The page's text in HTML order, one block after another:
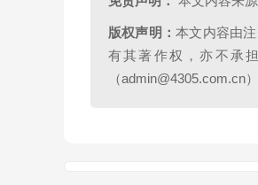
版权声明：本文内容由
有其著作权，亦不承
（admin@4305.com.cn